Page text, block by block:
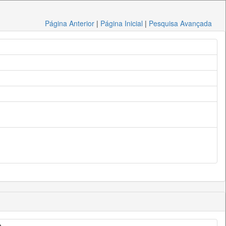
Página Anterior | Página Inicial | Pesquisa Avançada